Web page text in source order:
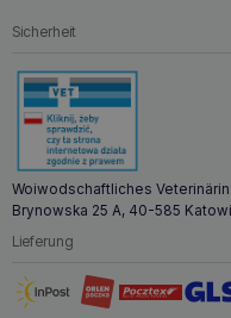
geschwächt sind.
Warum GAMEDOG
Unterstützung der
Mit der Wahl von
Ergänzungsfuttermittel
investieren Sie in die
Ihres Hundes. Dieses
umfassende
Es trägt dazu bei, die
Verfassung zu halten,
Sicherheit
Woiwodschaftliches
Brynowska 25 A, 40-585
Lieferung